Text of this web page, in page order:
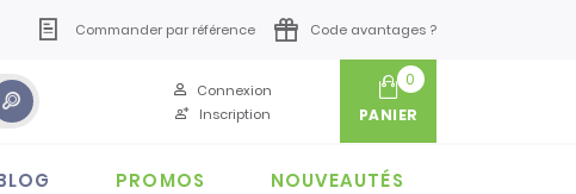
Commander par référence Code avantages ?
Inscription
Connexion
0
PANIER
PROMOS NOUVEAUTÉS